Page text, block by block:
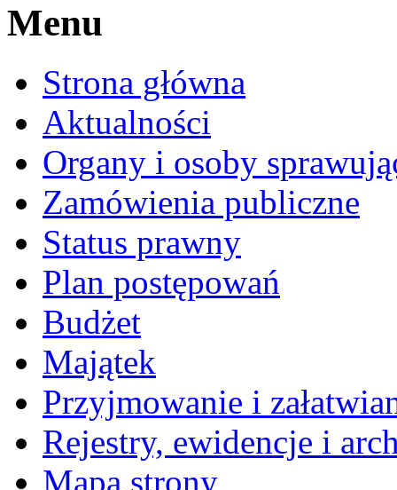
Menu
Strona główna
Aktualności
Organy i osoby
Zamówienia publiczne
Status prawny
Plan postępowań
Budżet
Majątek
Przyjmowanie i
Rejestry, ewidencje i
Mapa strony